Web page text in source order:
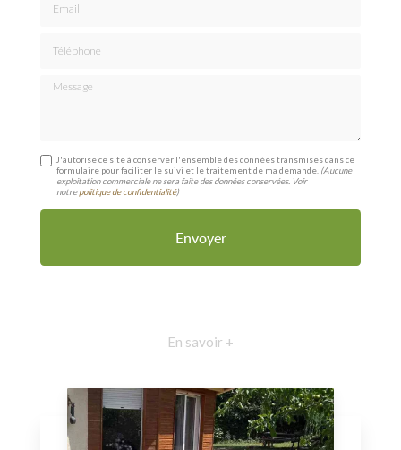
Message
J'autorise ce site à conserver l'ensemble des données transmises dans ce
formulaire pour faciliter le suivi et le traitement de ma demande. (Aucune
exploitation commerciale ne sera faite des données conservées. Voir
notrepolitique de confidentialité)
En savoir +